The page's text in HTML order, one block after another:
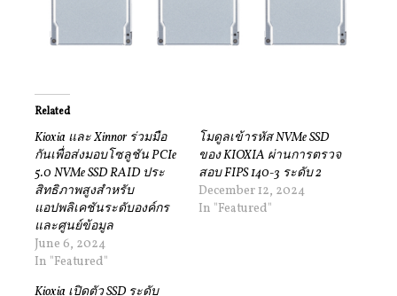
Related
Kioxia และ Xinnor ร่วมมือ
กันเพื่อส่งมอบโซลูชัน PCIe
5.0 NVMe SSD RAID ประ
สิทธิภาพสูงสําหรับ
แอปพลิเคชันระดับองค์กร
และศูนย์ข้อมูล
June 6, 2024
In "Featured"
โมดูลเข้ารหัส NVMe SSD
ของ KIOXIA ผ่านการตรวจ
สอบ FIPS 140-3 ระดับ 2
December 12, 2024
In "Featured"
Kioxia เปิดตัว SSD ระดับ